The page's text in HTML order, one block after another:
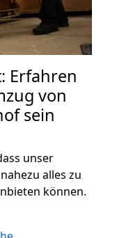
Erfahren
von
sein
unser
alles zu
können.